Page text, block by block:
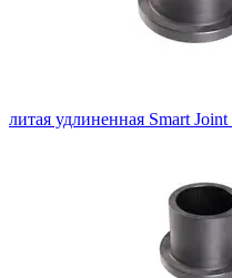
литая удлиненная Smart Joint